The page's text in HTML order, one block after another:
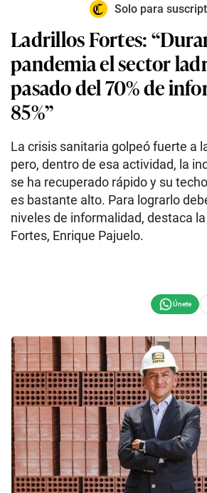
Solo para
Ladrillos Fortes:
pandemia el sector
pasado del 70% de
85%”
La crisis sanitaria golpeó fuerte a
pero, dentro de esa actividad, la
se ha recuperado rápido y su
es bastante alto. Para lograrlo
niveles de informalidad, destaca
Fortes, Enrique Pajuelo.